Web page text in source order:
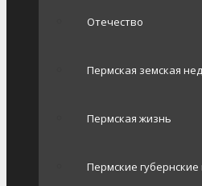
Отечество
Пермская земская
Пермская жизнь
Пермские